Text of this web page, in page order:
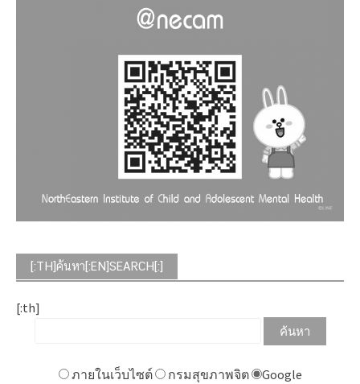
[:TH]ค้นหา[:EN]SEARCH[:]
[:th]
ภายในเว็บไซต์ กรมสุขภาพจิต Google